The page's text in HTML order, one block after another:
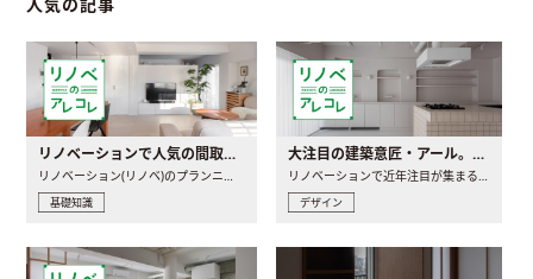
人気の記事
リノベーションで人気の間取りとは？トレンドの間取りと実例を徹底解説
リノベーション(リノベ)のプランニングで一番最初に決めるのは..
基礎知識
大注目の建築意匠・アール。人気の理由と空間に取り入れるポイント
リノベーションで近年注目が集まる建築意匠の一つであるアール..
デザイン